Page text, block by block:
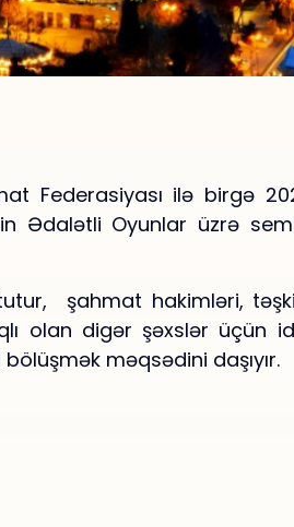
Federasiyası ilə birgə
Ədalətli Oyunlar üzrə
şahmat hakimləri,
olan digər şəxslər üçün
məqsədini daşıyır.